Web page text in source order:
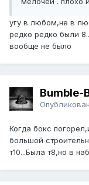
угу в любом,не в
редко редко были
вообще не было
Bumble-
Когда бокс
большой
т10...Была т8,но в